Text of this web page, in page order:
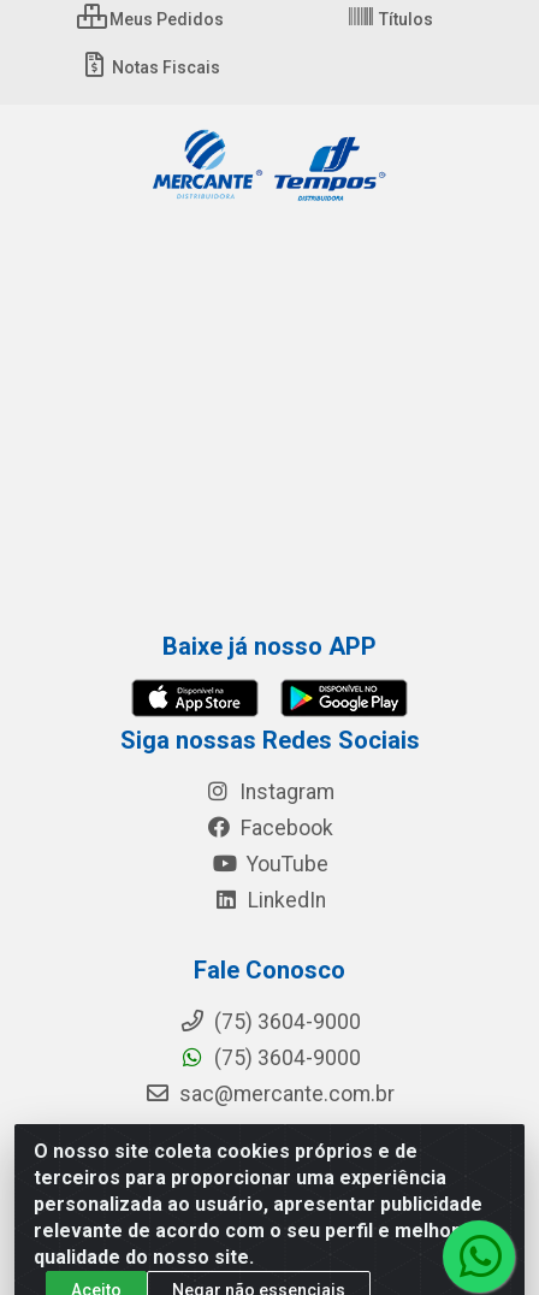
O nosso site coleta cookies próprios e de
terceiros para proporcionar uma experiência
personalizada ao usuário, apresentar publicidade
relevante de acordo com o seu perfil e melhorar a
qualidade do nosso site.
Aceito Negar não essenciais
Meus Pedidos Títulos
Notas Fiscais
Baixe já nosso APP
Siga nossas Redes Sociais
Instagram
Facebook
YouTube
LinkedIn
Fale Conosco
(75) 3604-9000
(75) 3604-9000
sac@mercante.com.br
Mercante Distribuidora - Rua Mercante, 699 - Aviário, Feira de
Santana/BA - CEP 44.096-218 - CNPJ 96.755.848/0001-08